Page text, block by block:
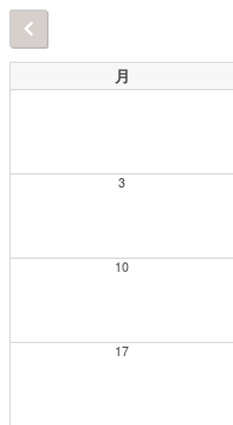
月
3
10
17